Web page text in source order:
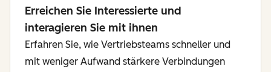
Erreichen Sie Interessierte und
interagieren Sie mit ihnen
Erfahren Sie, wie Vertriebsteams schneller und
mit weniger Aufwand stärkere Verbindungen